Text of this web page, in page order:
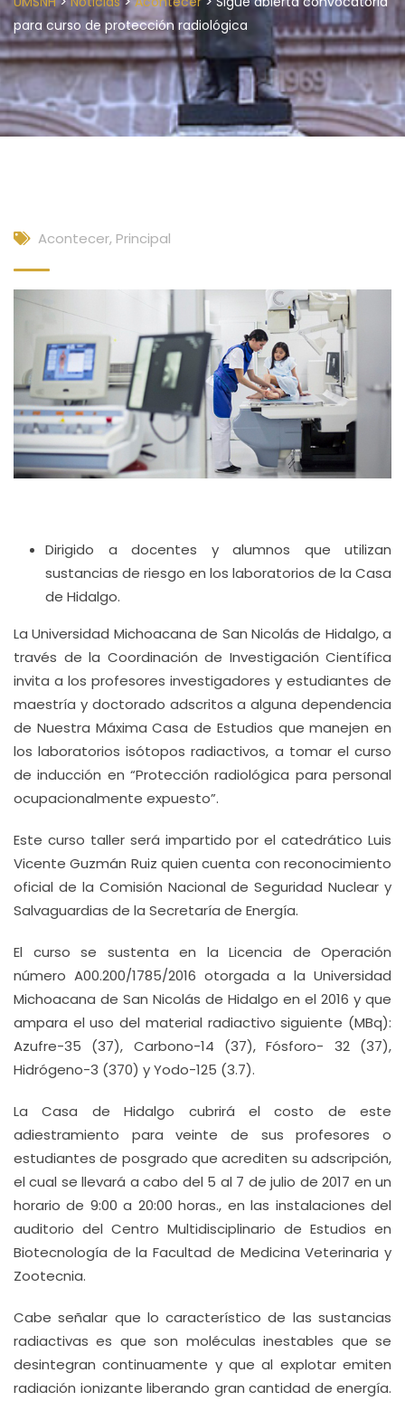
para curso de protección radiológica
Acontecer, Principal
Dirigido a docentes y alumnos que utilizan
sustancias de riesgo en los laboratorios de la Casa
de Hidalgo.
La Universidad Michoacana de San Nicolás de Hidalgo, a
través de la Coordinación de Investigación Científica
invita a los profesores investigadores y estudiantes de
maestría y doctorado adscritos a alguna dependencia
de Nuestra Máxima Casa de Estudios que manejen en
los laboratorios isótopos radiactivos, a tomar el curso
de inducción en “Protección radiológica para personal
ocupacionalmente expuesto”.
Este curso taller será impartido por el catedrático Luis
Vicente Guzmán Ruiz quien cuenta con reconocimiento
oficial de la Comisión Nacional de Seguridad Nuclear y
Salvaguardias de la Secretaría de Energía.
El curso se sustenta en la Licencia de Operación
número A00.200/1785/2016 otorgada a la Universidad
Michoacana de San Nicolás de Hidalgo en el 2016 y que
ampara el uso del material radiactivo siguiente (MBq):
Azufre-35 (37), Carbono-14 (37), Fósforo- 32 (37),
Hidrógeno-3 (370) y Yodo-125 (3.7).
La Casa de Hidalgo cubrirá el costo de este
adiestramiento para veinte de sus profesores o
estudiantes de posgrado que acrediten su adscripción,
el cual se llevará a cabo del 5 al 7 de julio de 2017 en un
horario de 9:00 a 20:00 horas., en las instalaciones del
auditorio del Centro Multidisciplinario de Estudios en
Biotecnología de la Facultad de Medicina Veterinaria y
Zootecnia.
Cabe señalar que lo característico de las sustancias
radiactivas es que son moléculas inestables que se
desintegran continuamente y que al explotar emiten
radiación ionizante liberando gran cantidad de energía.